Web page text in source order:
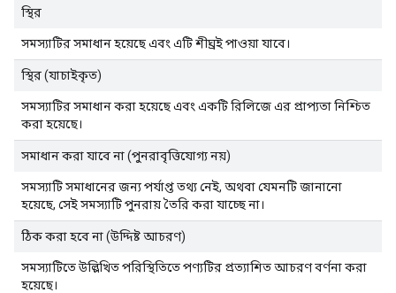
স্থির
সমস্যাটির সমাধান হয়েছে এবং এটি শীঘ্রই পাওয়া যাবে।
স্থির (যাচাইকৃত)
সমস্যাটির সমাধান করা হয়েছে এবং একটি রিলিজে এর প্রাপ্যতা নিশ্চিত
করা হয়েছে।
সমাধান করা যাবে না (পুনরাবৃত্তিযোগ্য নয়)
সমস্যাটি সমাধানের জন্য পর্যাপ্ত তথ্য নেই, অথবা যেমনটি জানানো
হয়েছে, সেই সমস্যাটি পুনরায় তৈরি করা যাচ্ছে না।
ঠিক করা হবে না (উদ্দিষ্ট আচরণ)
সমস্যাটিতে উল্লিখিত পরিস্থিতিতে পণ্যটির প্রত্যাশিত আচরণ বর্ণনা করা
হয়েছে।